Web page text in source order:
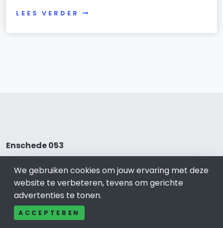
LEES VERDER
Enschede 053
Bel ons: 085-04 10 177
Contact
Adverteren
Cookieverklaring
We gebruiken cookies om jouw ervaring met deze
website te verbeteren, tevens om gerichte
advertenties te tonen.
ACCEPTEREN